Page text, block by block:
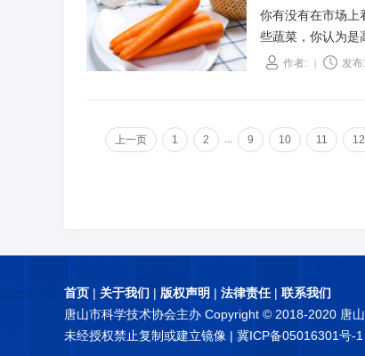
你有没有在市场上
些蔬菜，你认为是
度考虑，水果型
作者: 发
上一页 1 2 ... 9 10 11 12
首页 | 关于我们 | 版权声明 | 法律责任| 联系我们
唐山市科学技术协会主办 Copyright © 2018-2020 唐
未经授权禁止复制或建立镜像 | 冀ICP备05016301号-1